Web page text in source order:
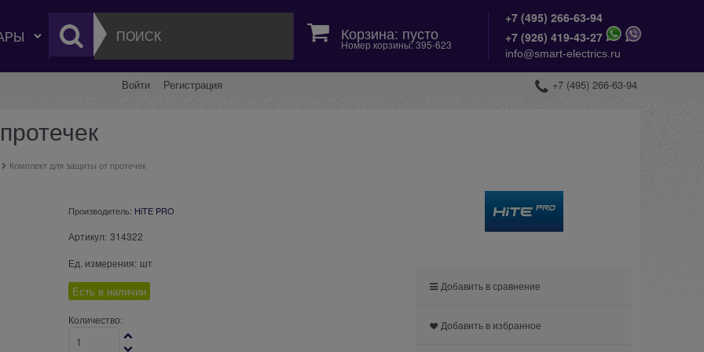
Корзина: пусто
Номер корзины: 395-623
+7 (495) 266-63-94
+7 (926) 419-43-27
info@smart-electrics.ru
Войти Регистрация +7 (495) 266-63-94
Комплект для защиты от протечек
Производитель: HiTE PRO
Артикул: 314322
Ед. измерения: шт
Есть в наличии
Количество:
Добавить в сравнение
Добавить в избранное